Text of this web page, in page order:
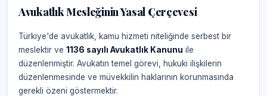
Avukatlık Mesleğinin Yasal Çerçevesi
Türkiye'de avukatlık, kamu hizmeti niteliğinde serbest bir
meslektir ve 1136 sayılı Avukatlık Kanunu ile
düzenlenmiştir. Avukatın temel görevi, hukuki ilişkilerin
düzenlenmesinde ve müvekkilin haklarının korunmasında
gerekli özeni göstermektir.